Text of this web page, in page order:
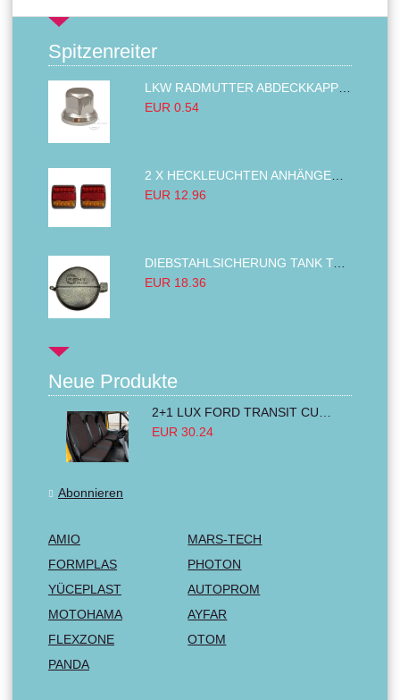
Spitzenreiter
LKW RADMUTTER ABDECKKAPPEN SECHSKANT KAPPEN FELGEN BOLZENABDECKUNGEN CHROM 32MM
EUR 0.54
2 X HECKLEUCHTEN ANHÄNGER RÜCKLEUCHTE,LKW RÜCKLEUCHTE, LINKS RECHTS 14LED 12V
EUR 12.96
DIEBSTAHLSICHERUNG TANK TANKDECKEL DIESELTANK KRAFTSTOFFTANKDECKEL VERRIEGELUNG PASSEND FÜR LKW PKW TRAKTOREN BAGGER 80MM
EUR 18.36
Neue Produkte
2+1 LUX FORD TRANSIT CUSTOM 2000-2014 MK6 MK7 Sitzbezüge Kleinbus Lieferwagen Van Schwarz Rot Textil
EUR 30.24
Abonnieren
AMIO
MARS-TECH
FORMPLAS
PHOTON
YÜCEPLAST
AUTOPROM
MOTOHAMA
AYFAR
FLEXZONE
OTOM
PANDA